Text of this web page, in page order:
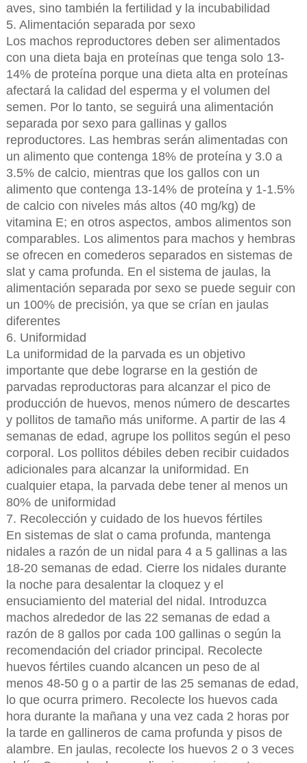
aves, sino también la fertilidad y la incubabilidad
5. Alimentación separada por sexo
Los machos reproductores deben ser alimentados
con una dieta baja en proteínas que tenga solo 13-
14% de proteína porque una dieta alta en proteínas
afectará la calidad del esperma y el volumen del
semen. Por lo tanto, se seguirá una alimentación
separada por sexo para gallinas y gallos
reproductores. Las hembras serán alimentadas con
un alimento que contenga 18% de proteína y 3.0 a
3.5% de calcio, mientras que los gallos con un
alimento que contenga 13-14% de proteína y 1-1.5%
de calcio con niveles más altos (40 mg/kg) de
vitamina E; en otros aspectos, ambos alimentos son
comparables. Los alimentos para machos y hembras
se ofrecen en comederos separados en sistemas de
slat y cama profunda. En el sistema de jaulas, la
alimentación separada por sexo se puede seguir con
un 100% de precisión, ya que se crían en jaulas
diferentes
6. Uniformidad
La uniformidad de la parvada es un objetivo
importante que debe lograrse en la gestión de
parvadas reproductoras para alcanzar el pico de
producción de huevos, menos número de descartes
y pollitos de tamaño más uniforme. A partir de las 4
semanas de edad, agrupe los pollitos según el peso
corporal. Los pollitos débiles deben recibir cuidados
adicionales para alcanzar la uniformidad. En
cualquier etapa, la parvada debe tener al menos un
80% de uniformidad
7. Recolección y cuidado de los huevos fértiles
En sistemas de slat o cama profunda, mantenga
nidales a razón de un nidal para 4 a 5 gallinas a las
18-20 semanas de edad. Cierre los nidales durante
la noche para desalentar la cloquez y el
ensuciamiento del material del nidal. Introduzca
machos alrededor de las 22 semanas de edad a
razón de 8 gallos por cada 100 gallinas o según la
recomendación del criador principal. Recolecte
huevos fértiles cuando alcancen un peso de al
menos 48-50 g o a partir de las 25 semanas de edad,
lo que ocurra primero. Recolecte los huevos cada
hora durante la mañana y una vez cada 2 horas por
la tarde en gallineros de cama profunda y pisos de
alambre. En jaulas, recolecte los huevos 2 o 3 veces